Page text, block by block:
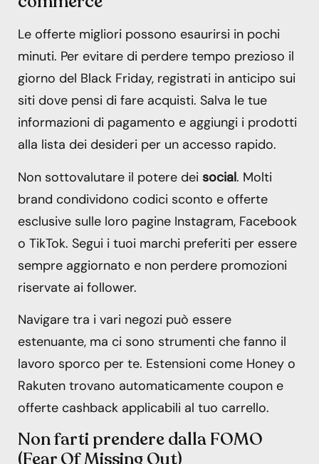
Le offerte migliori possono esaurirsi in pochi
minuti. Per evitare di perdere tempo prezioso il
giorno del Black Friday, registrati in anticipo sui
siti dove pensi di fare acquisti. Salva le tue
informazioni di pagamento e aggiungi i prodotti
alla lista dei desideri per un accesso rapido.
Non sottovalutare il potere dei social. Molti
brand condividono codici sconto e offerte
esclusive sulle loro pagine Instagram, Facebook
o TikTok. Segui i tuoi marchi preferiti per essere
sempre aggiornato e non perdere promozioni
riservate ai follower.
Navigare tra i vari negozi può essere
estenuante, ma ci sono strumenti che fanno il
lavoro sporco per te. Estensioni come Honey o
Rakuten trovano automaticamente coupon e
offerte cashback applicabili al tuo carrello.
Non farti prendere dalla FOMO
(Fear Of Missing Out)